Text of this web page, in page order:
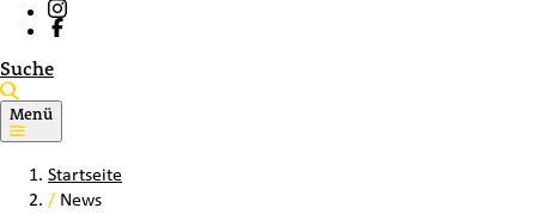
Suche
Menü
Startseite
/ News